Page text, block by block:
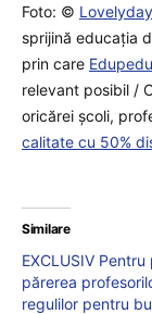
Foto: ©
sprijină educaţia
prin care
relevant posibil /
oricărei școli,
calitate cu 50%
Similare
EXCLUSIV
părerea
regulilor pentru